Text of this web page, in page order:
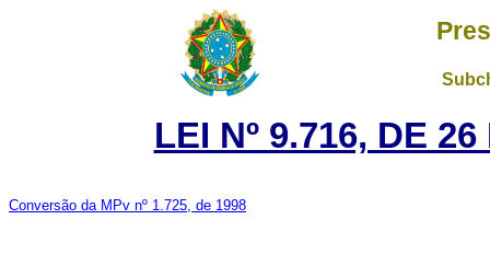
LEI Nº 9.716, DE
Conversão da MPv nº 1.725, de 1998